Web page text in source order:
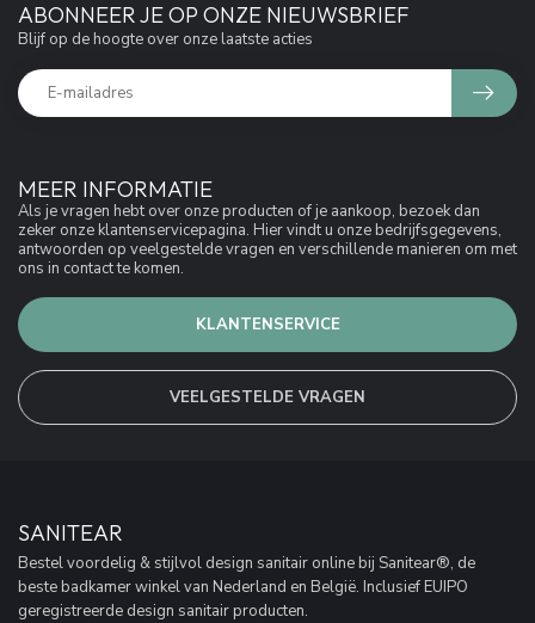
MEER INFORMATIE
Als je vragen hebt over onze producten of je aankoop, bezoek dan
zeker onze klantenservicepagina. Hier vindt u onze bedrijfsgegevens,
antwoorden op veelgestelde vragen en verschillende manieren om met
ons in contact te komen.
KLANTENSERVICE
VEELGESTELDE VRAGEN
ABONNEER JE OP ONZE NIEUWSBRIEF
Blijf op de hoogte over onze laatste acties
SANITEAR
Bestel voordelig & stijlvol design sanitair online bij Sanitear®, de
beste badkamer winkel van Nederland en België. Inclusief EUIPO
geregistreerde design sanitair producten.